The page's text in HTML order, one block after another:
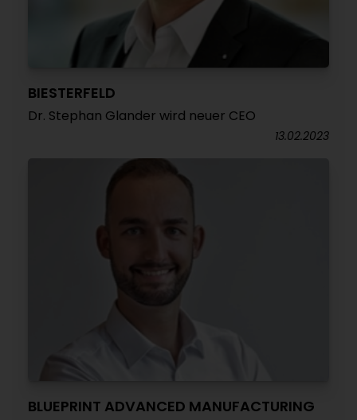
BIESTERFELD
Dr. Stephan Glander wird neuer CEO
13.02.2023
BLUEPRINT ADVANCED MANUFACTURING